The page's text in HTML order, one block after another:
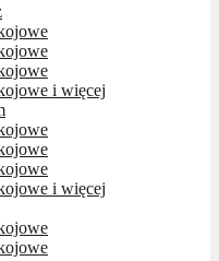
i więcej
i więcej